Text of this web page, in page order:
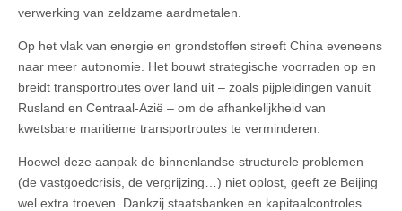
verwerking van zeldzame aardmetalen.
Op het vlak van energie en grondstoffen streeft China eveneens
naar meer autonomie. Het bouwt strategische voorraden op en
breidt transportroutes over land uit – zoals pijpleidingen vanuit
Rusland en Centraal-Azië – om de afhankelijkheid van
kwetsbare maritieme transportroutes te verminderen.
Hoewel deze aanpak de binnenlandse structurele problemen
(de vastgoedcrisis, de vergrijzing…) niet oplost, geeft ze Beijing
wel extra troeven. Dankzij staatsbanken en kapitaalcontroles